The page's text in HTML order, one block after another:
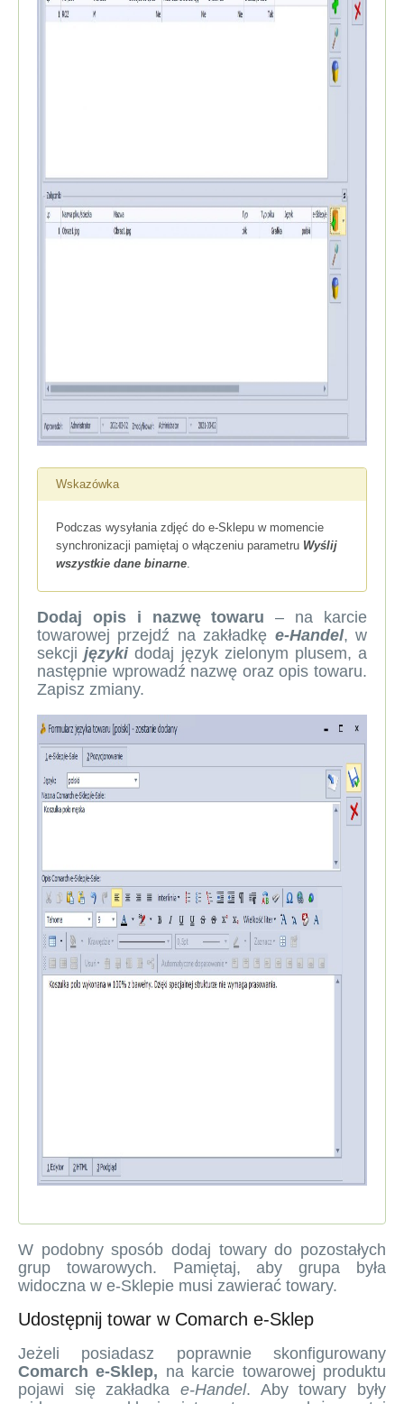
Wskazówka
Podczas wysyłania zdjęć do e-Sklepu w momencie
synchronizacji pamiętaj o włączeniu parametru Wyślij
wszystkie dane binarne
Dodaj opis i nazwę towaru – na karcie
towarowej przejdź na zakładkę e-Handel, w
sekcjijęzykidodaj język zielonym plusem, a
następnie wprowadź nazwę oraz opis towaru.
Zapisz zmiany.
W podobny sposób dodaj towary do pozostałych
grup towarowych. Pamiętaj, aby grupa była
widoczna w e-Sklepie musi zawierać towary.
Udostępnij towar w Comarch e-Sklep
Jeżeli posiadasz poprawnie skonfigurowany
Comarch e-Sklep, na karcie towarowej produktu
pojawi się zakładka e-Handel. Aby towary były